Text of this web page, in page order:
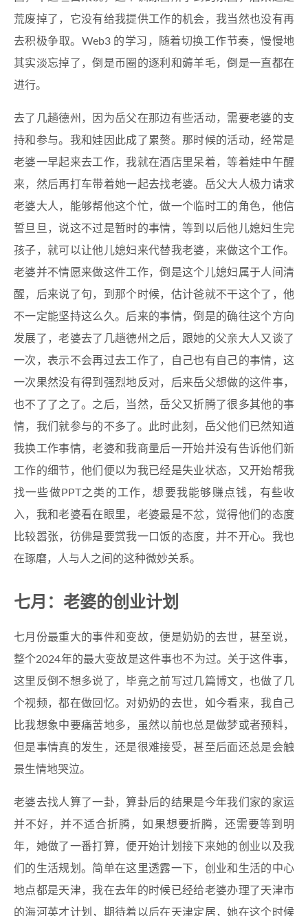
荒废掉了，它没有给我提供工作的机会，我当然也没有再
去积极争取。Web3 的学习，随着切换工作节奏，慢慢地
其实淡忘掉了，倒是币圈的逐利和薅羊毛，倒是一直都在
进行。
去了几趟德州，因为岳父在那边有些活动，需要老婆的支
持和参与。我和娃因此成了累赘。那时候的活动，经常是
老婆一早起来去工作，我就在酒店里呆着，等着娃中午醒
来，然后再打车带着她一起去找老婆。岳父大人极力请求
老婆大人，能够帮他这个忙，做一个临时工的角色，他信
誓旦旦，说这不过是暂时的事情，等到以后他儿媳妇生完
孩子，就可以让他儿媳妇来代替我老婆，来做这个工作。
老婆并不情愿来做这件工作，倒是这个儿媳妇属于人间清
醒，后来说了句，到那个时候，估计爸就不干这个了，他
不一定能坚持这么久。后来的事情，倒是的确往这个方向
发展了，老婆去了几趟德州之后，跟她的父亲大人又谈了
一次，表示不会再过去工作了，自己也有自己的事情，这
一次果然没有得到强烈地反对，后来岳父想做的这件事，
也不了了之了。之后，当然，岳父又折腾了很多其他的事
情，我们就参与的不多了。此时此刻，岳父他们已然知道
我换工作事情，老婆和我商量后一开始并没有告诉他们新
工作的细节，他们便以为我已经是失业状态，又开始帮我
找一些做PPT之类的工作，想要我能够赚点钱，有些收
入，我和老婆看在眼里，老婆最是不忿，觉得他们的态度
比较嚣张，彷佛是要赏我一口饭的态度，并不开心。我也
在琢磨，人与人之间的这种微妙关系。
七月：老婆的创业计划
七月份最重大的事件和变故，便是奶奶的去世，甚至说，
整个2024年的最大变故是这件事也不为过。关于这件事，
这里反倒不想多说了，毕竟之前写过几篇博文，也做了几
个视频，都在做回忆。对奶奶的去世，如今看来，我自己
比我想象中要痛苦地多，虽然以前也总是做梦或者预料，
但是事情真的发生，还是很难接受，甚至后面还总是会触
景生情地哭泣。
老婆去找人算了一卦，算卦后的结果是今年我们家的家运
并不好，并不适合折腾，如果想要折腾，还需要等到明
年，她做了一番打算，便开始计划接下来她的创业以及我
们的生活规划。简单在这里透露一下，创业和生活的中心
地点都是天津，我在去年的时候已经给老婆办理了天津市
的海河英才计划，期待着以后在天津定居，她在这个时候